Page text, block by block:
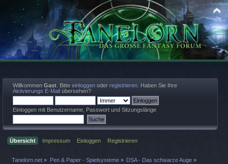
Willkommen Gast . Bitte einloggen oder registrieren . Haben Sie Ihre
Aktivierungs E-Mail übersehen?
Einloggen mit Benutzername, Passwort und Sitzungslänge
Übersicht Impressum Einloggen Registrieren
Tanelorn.net » Pen & Paper - Spielsysteme» DSA - Das schwarze Auge »